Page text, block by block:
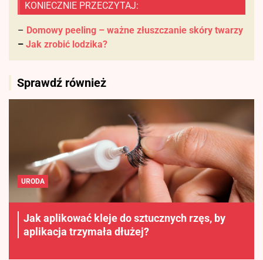
KONIECZNIE PRZECZYTAJ:
– Domowy peeling – ważne złuszczanie skóry twarzy
– Jak zrobić lodzika?
Sprawdź również
URODA
Jak aplikować kleje do sztucznych rzęs, by
aplikacja trzymała dłużej?